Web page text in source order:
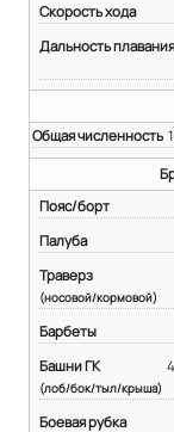
Скорость хода
Дальность плавания
Общая численность
Пояс/борт
Палуба
Траверз
(носовой/кормовой)
Барбеты
Башни ГК
(лоб/бок/тыл/крыша)
Боевая рубка